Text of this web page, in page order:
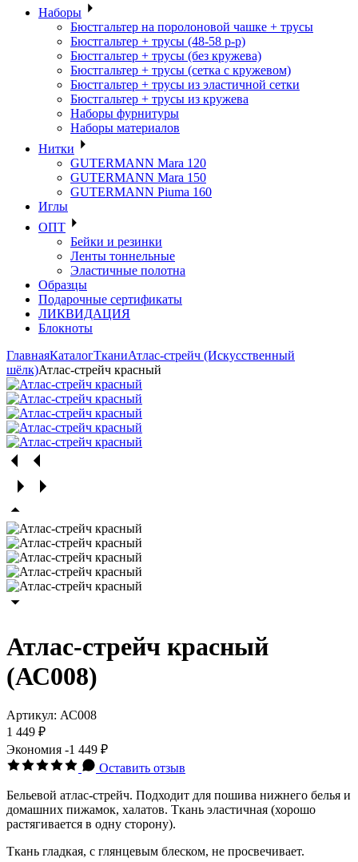
Наборы
Бюстгальтер на поролоновой чашке + трусы
Бюстгальтер + трусы (48-58 р-р)
Бюстгальтер + трусы (без кружева)
Бюстгальтер + трусы (сетка с кружевом)
Бюстгальтер + трусы из эластичной сетки
Бюстгальтер + трусы из кружева
Наборы фурнитуры
Наборы материалов
Нитки
GUTERMANN Mara 120
GUTERMANN Mara 150
GUTERMANN Piuma 160
Иглы
ОПТ
Бейки и резинки
Ленты тоннельные
Эластичные полотна
Образцы
Подарочные сертификаты
ЛИКВИДАЦИЯ
Блокноты
ГлавнаяКаталогТканиАтлас-стрейч (Искусственный
шёлк)Атлас-стрейч красный
Атлас-стрейч красный
(АС008)
Артикул: АС008
1 449 ₽
Экономия -1 449 ₽
Оставить отзыв
Бельевой атлас-стрейч. Подходит для пошива нижнего белья и
домашних пижамок, халатов. Ткань эластичная (хорошо
растягивается в одну сторону).
Ткань гладкая, с глянцевым блеском, не просвечивает.